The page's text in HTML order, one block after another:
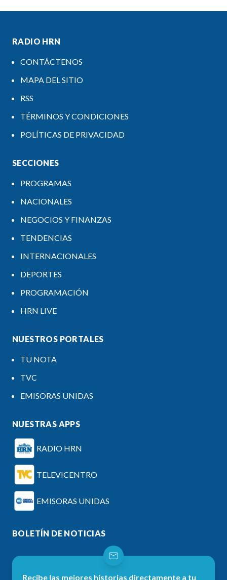
RADIO HRN
CONTÁCTENOS
MAPA DEL SITIO
RSS
TÉRMINOS Y CONDICIONES
POLÍTICAS DE PRIVACIDAD
SECCIONES
PROGRAMAS
NACIONALES
NEGOCIOS Y FINANZAS
TENDENCIAS
INTERNACIONALES
DEPORTES
PROGRAMACIÓN
HRN LIVE
NUESTROS PORTALES
TU NOTA
TVC
EMISORAS UNIDAS
NUESTRAS APPS
RADIO HRN
TELEVICENTRO
EMISORAS UNIDAS
BOLETÍN DE NOTICIAS
Recibe las mejores historias directamente a tu